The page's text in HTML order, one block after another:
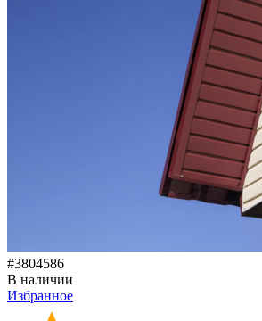
#3804586
В наличии
Избранное